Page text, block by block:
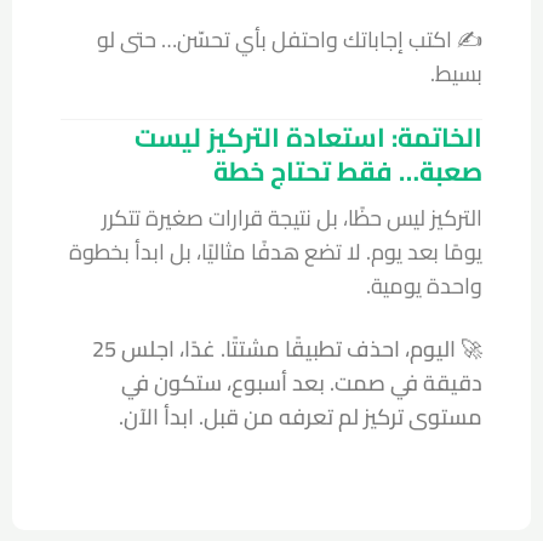
✍️ اكتب إجاباتك واحتفل بأي تحسّن… حتى لو
بسيط.
الخاتمة: استعادة التركيز ليست
صعبة… فقط تحتاج خطة
التركيز ليس حظًا، بل نتيجة قرارات صغيرة تتكرر
يومًا بعد يوم. لا تضع هدفًا مثاليًا، بل ابدأ بخطوة
واحدة يومية.
🚀
اليوم، احذف تطبيقًا مشتتًا. غدًا، اجلس 25
دقيقة في صمت. بعد أسبوع، ستكون في
مستوى تركيز لم تعرفه من قبل. ابدأ الآن.